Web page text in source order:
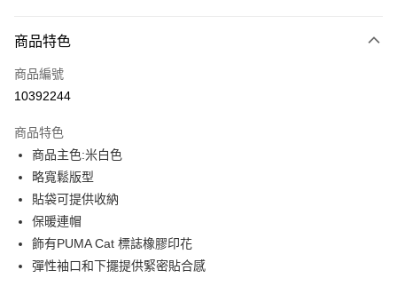
信用卡一次付款
LINE Pay
街口支付
悠遊付
Google Pay
貨到付款
商品特色
商品編號
10392244
商品特色
商品主色:米白色
略寬鬆版型
貼袋可提供收納
保暖連帽
飾有PUMA Cat 標誌橡膠印花
彈性袖口和下擺提供緊密貼合感